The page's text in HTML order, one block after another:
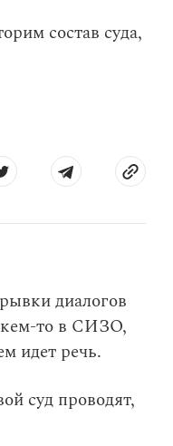
состав суда,
диалогов
то в СИЗО,
идет речь.
суд проводят,